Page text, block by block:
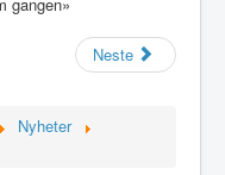
Neste
Nyheter